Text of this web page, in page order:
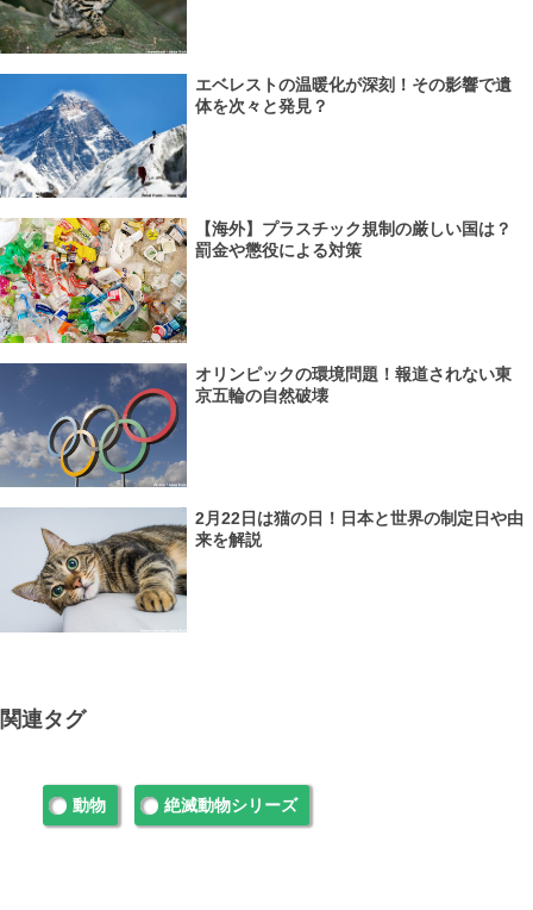
エベレストの温暖化が深刻！その影響で遺
体を次々と発見？
【海外】プラスチック規制の厳しい国は？
罰金や懲役による対策
オリンピックの環境問題！報道されない東
京五輪の自然破壊
2月22日は猫の日！日本と世界の制定日や由
来を解説
関連タグ
動物 絶滅動物シリーズ